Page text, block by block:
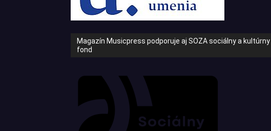
Magazín Musicpress podporuje aj SOZA sociálny a kultúrny
fond